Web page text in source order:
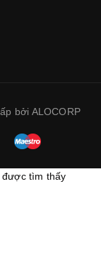
bởi ALOCORP
được tìm thấy